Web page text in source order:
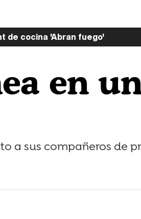
de cocina 'Abran fuego'
en
a sus compañeros de